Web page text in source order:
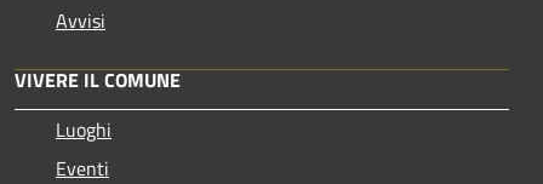
Avvisi
VIVERE IL COMUNE
Luoghi
Eventi